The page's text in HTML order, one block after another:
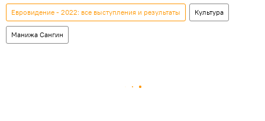
Евровидение - 2022: все выступления и результаты Культура
Манижа Сангин